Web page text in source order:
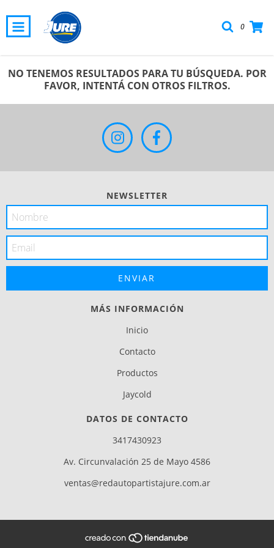
0
NO TENEMOS RESULTADOS PARA TU BÚSQUEDA. POR
FAVOR, INTENTÁ CON OTROS FILTROS.
NEWSLETTER
MÁS INFORMACIÓN
Inicio
Contacto
Productos
Jaycold
DATOS DE CONTACTO
3417430923
Av. Circunvalación 25 de Mayo 4586
ventas@redautopartistajure.com.ar